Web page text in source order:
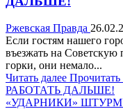
Ржевская Правда
Если гостям нашего
въезжать на Советскую
горки, они немало...
Читать далее
РАБОТАТЬ ДАЛЬШЕ!
«УДАРНИКИ»